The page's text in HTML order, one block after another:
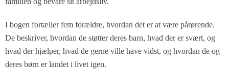
I bogen fortæller fem forældre, hvordan det er at være pårørende.
De beskriver, hvordan de støtter deres barn, hvad der er svært, og
hvad der hjælper, hvad de gerne ville have vidst, og hvordan de og
deres børn er landet i livet igen.